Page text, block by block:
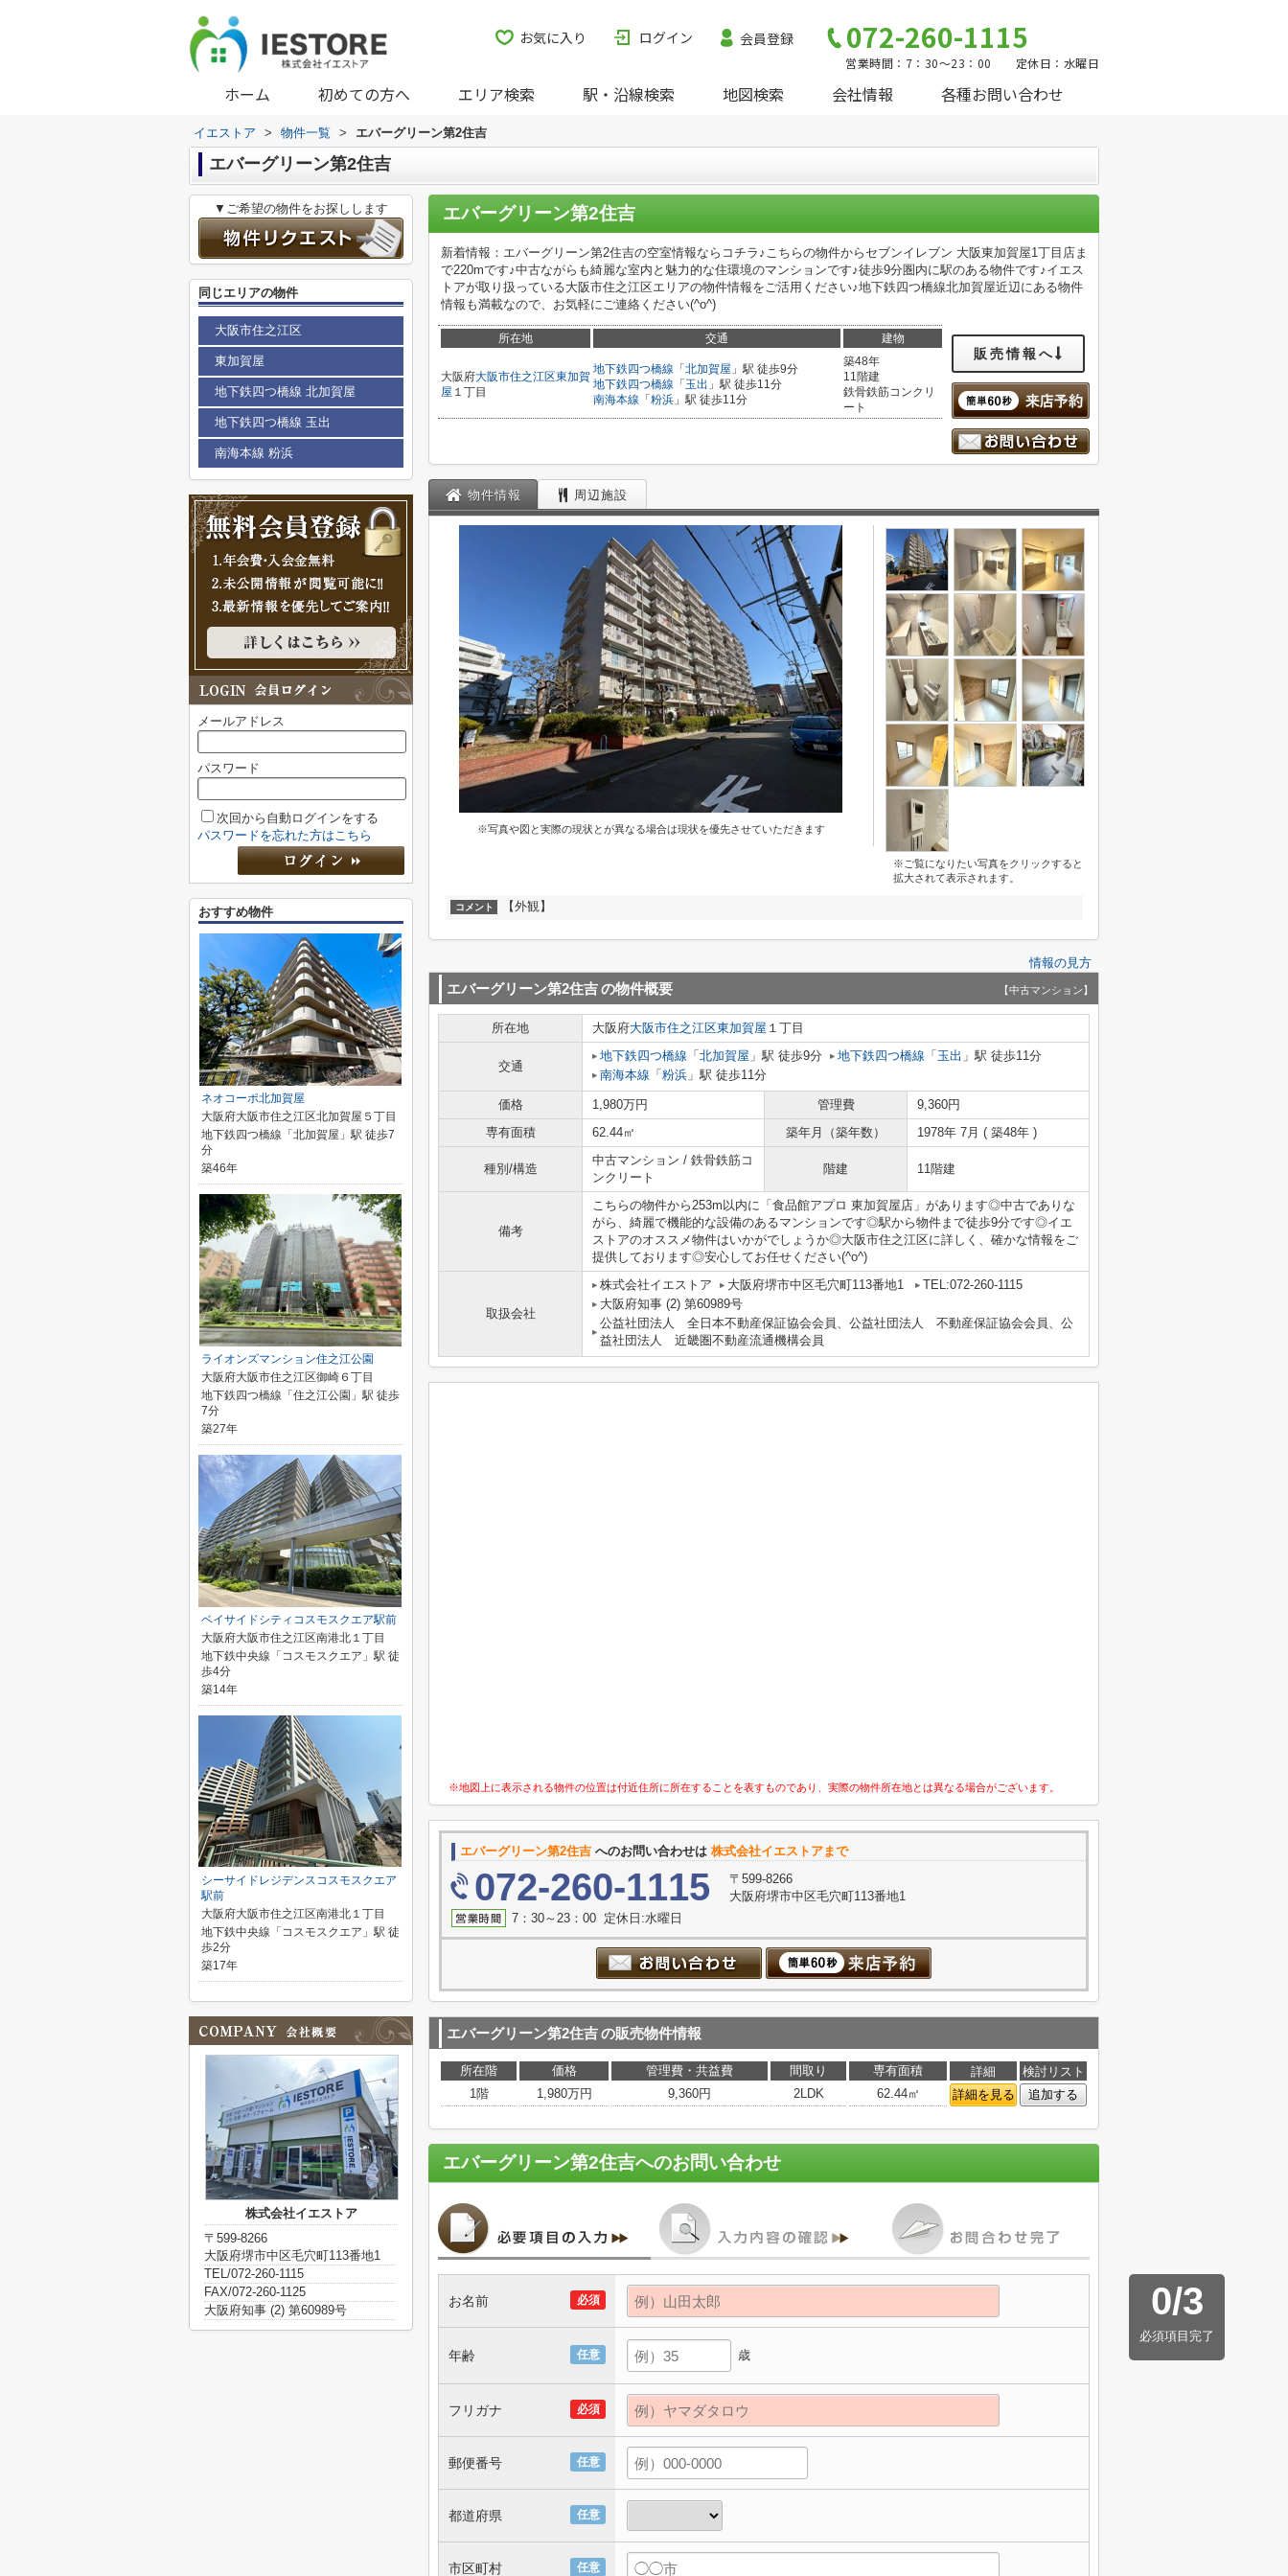
お気に入り ログイン 会員登録 072-260-1115
営業時間：7：30～23：00 定休日：水曜日
ホーム 初めての方へ エリア検索 駅・沿線検索 地図検索 会社情報 各種お問い合わせ
イエストア > 物件一覧 > エバーグリーン第2住吉
エバーグリーン第2住吉
エバーグリーン第2住吉
新着情報：エバーグリーン第2住吉の空室情報ならコチラ♪こちらの物件からセブンイレブン 大阪東加賀屋1丁目店ま
で220mです♪中古ながらも綺麗な室内と魅力的な住環境のマンションです♪徒歩9分圏内に駅のある物件です♪イエス
トアが取り扱っている大阪市住之江区エリアの物件情報をご活用ください♪地下鉄四つ橋線北加賀屋近辺にある物件
情報も満載なので、お気軽にご連絡ください(^o^)
所在地 交通 建物
大阪府大阪市住之江区東加賀
屋 １丁目
地下鉄四つ橋線 「 北加賀屋 」駅 徒歩9分
地下鉄四つ橋線 「 玉出 」駅 徒歩11分
南海本線 「 粉浜 」駅 徒歩11分
築48年
11階建
鉄骨鉄筋コンクリ
ート
販売情報へ
物件情報 周辺施設
※写真や図と実際の現状とが異なる場合は現状を優先させていただきます
※ご覧になりたい写真をクリックすると
拡大されて表示されます。
コメント 【外観】
情報の見方
エバーグリーン第2住吉の物件概要 【中古マンション】
所在地 大阪府大阪市住之江区東加賀屋 １丁目
交通
地下鉄四つ橋線 「 北加賀屋 」駅 徒歩9分 地下鉄四つ橋線 「 玉出 」駅 徒歩11分
南海本線 「 粉浜 」駅 徒歩11分
価格 1,980万円 管理費
9,360円
専有面積
62.44㎡ 築年月（築年数） 1978年 7月 ( 築48年 )
種別/構造
中古マンション / 鉄骨鉄筋コ
ンクリート
階建 11階建
備考
こちらの物件から253m以内に「食品館アプロ 東加賀屋店」があります◎中古でありな
がら、綺麗で機能的な設備のあるマンションです◎駅から物件まで徒歩9分です◎イエ
ストアのオススメ物件はいかがでしょうか◎大阪市住之江区に詳しく、確かな情報をご
提供しております◎安心してお任せください(^o^)
取扱会社
株式会社イエストア 大阪府堺市中区毛穴町113番地1
TEL:072-260-1115
大阪府知事 (2) 第60989号
公益社団法人 全日本不動産保証協会会員、公益社団法人 不動産保証協会会員、公
益社団法人 近畿圏不動産流通機構会員
※地図上に表示される物件の位置は付近住所に所在することを表すものであり、実際の物件所在地とは異なる場合がございます。
エバーグリーン第2住吉 へのお問い合わせは 株式会社イエストアまで
072-260-1115
〒599-8266
大阪府堺市中区毛穴町113番地1
7：30～23：00 定休日:水曜日
エバーグリーン第2住吉の販売物件情報
所在階 価格 管理費・共益費 間取り 専有面積 詳細
検討リスト
1階
1,980万円 9,360円 2LDK 62.44㎡ 詳細を見る 追加する
エバーグリーン第2住吉へのお問い合わせ
0/3
必須項目完了
必須
お名前
任意
年齢 歳
必須
フリガナ
任意
郵便番号
任意
都道府県
任意
市区町村
▼ご希望の物件をお探しします
同じエリアの物件
大阪市住之江区
東加賀屋
地下鉄四つ橋線 北加賀屋
地下鉄四つ橋線 玉出
南海本線 粉浜
メールアドレス
パスワード
次回から自動ログインをする
パスワードを忘れた方はこちら
おすすめ物件
ネオコーポ北加賀屋
大阪府大阪市住之江区北加賀屋５丁目
地下鉄四つ橋線「北加賀屋」駅 徒歩7
分
築46年
ライオンズマンション住之江公園
大阪府大阪市住之江区御崎６丁目
地下鉄四つ橋線「住之江公園」駅 徒歩
7分
築27年
ベイサイドシティコスモスクエア駅前
大阪府大阪市住之江区南港北１丁目
地下鉄中央線「コスモスクエア」駅 徒
歩4分
築14年
シーサイドレジデンスコスモスクエア
駅前
大阪府大阪市住之江区南港北１丁目
地下鉄中央線「コスモスクエア」駅 徒
歩2分
築17年
株式会社イエストア
〒599-8266
大阪府堺市中区毛穴町113番地1
TEL/072-260-1115
FAX/072-260-1125
大阪府知事 (2) 第60989号